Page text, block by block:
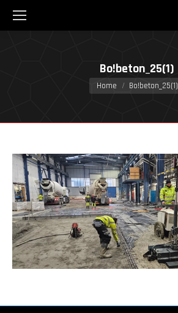
Bo!beton_25(1)
You are here:
Home Bo!beton_25(1)